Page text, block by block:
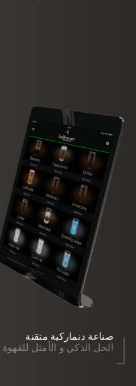
صناعة دنماركية متقنة
الحل الذكي و الأمثل للقهوة